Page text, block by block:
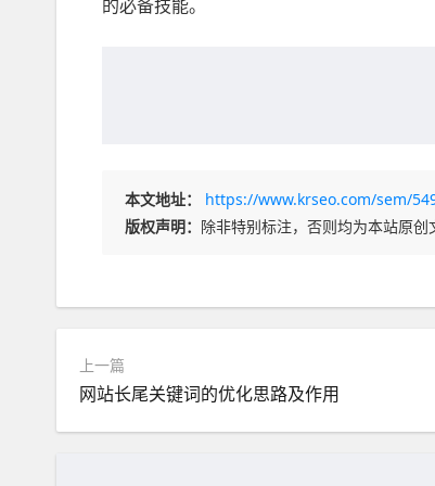
的必备技能。
本文地址：
https://www.krseo.com/sem/
版权声明： 除非特别标注，否则均为本站原创
上一篇
网站长尾关键词的优化思路及作用